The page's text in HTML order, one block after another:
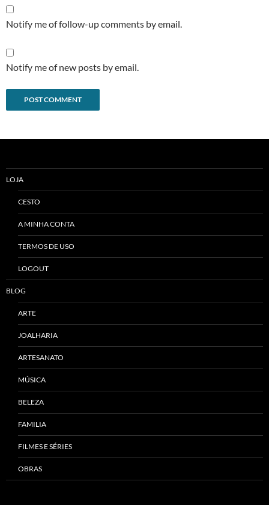
Notify me of follow-up comments by email.
Notify me of new posts by email.
LOJA
CESTO
A MINHA CONTA
TERMOS DE USO
LOGOUT
BLOG
ARTE
JOALHARIA
ARTESANATO
MÚSICA
BELEZA
FAMILIA
FILMES E SÉRIES
OBRAS